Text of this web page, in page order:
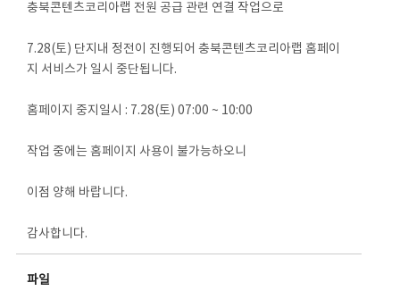
충북콘텐츠코리아랩 전원 공급 관련 연결 작업으로
7.28(토) 단지내 정전이 진행되어 충북콘텐츠코리아랩 홈페이
지 서비스가 일시 중단됩니다.
홈페이지 중지일시 : 7.28(토) 07:00 ~ 10:00
작업 중에는 홈페이지 사용이 불가능하오니
이점 양해 바랍니다.
감사합니다.
파일